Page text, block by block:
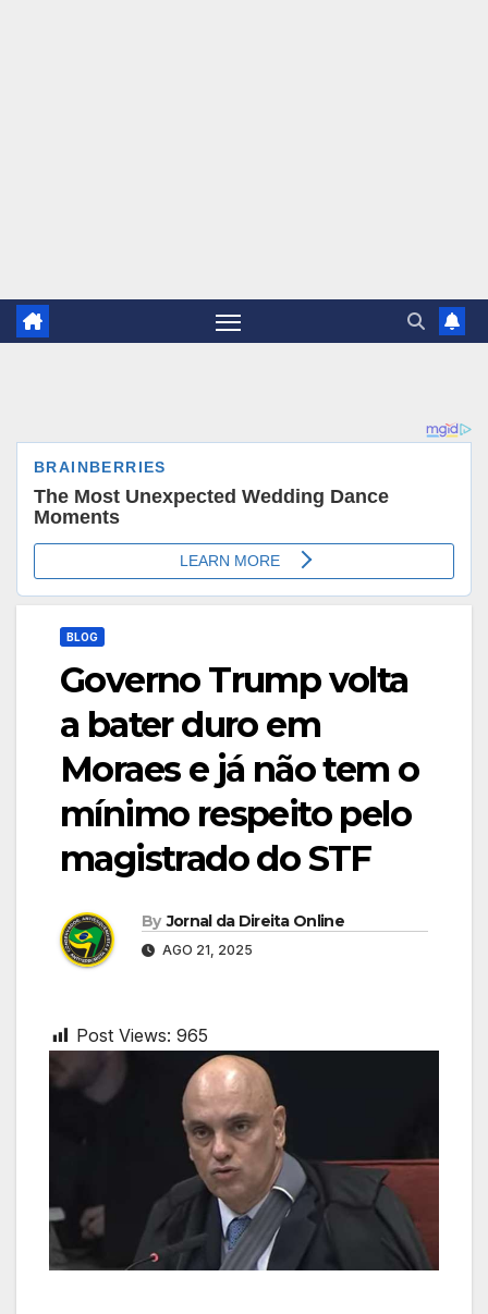
BLOG
Governo Trump volta
a bater duro em
Moraes e já não tem o
mínimo respeito pelo
magistrado do STF
By Jornal da Direita Online
AGO 21, 2025
Post Views: 965